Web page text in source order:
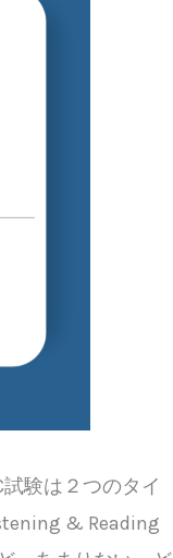
験は２つのタイ
& Reading